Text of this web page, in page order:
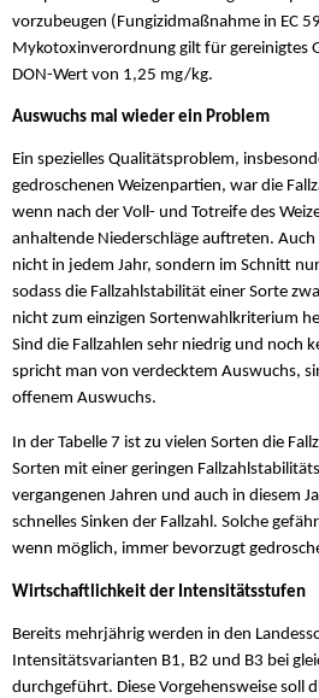
vorzubeugen (Fungizidmaßnahme in EC
Mykotoxinverordnung gilt für gereinigtes
DON-Wert von 1,25 mg/kg.
Auswuchs mal wieder ein Problem
Ein spezielles Qualitätsproblem,
gedroschenen Weizenpartien, war die
wenn nach der Voll- und Totreife des
anhaltende Niederschläge auftreten.
nicht in jedem Jahr, sondern im Schnitt
sodass die Fallzahlstabilität einer Sorte
nicht zum einzigen Sortenwahlkriterium
Sind die Fallzahlen sehr niedrig und noch
spricht man von verdecktem Auswuchs,
offenem Auswuchs.
In der Tabelle 7 ist zu vielen Sorten die
Sorten mit einer geringen
vergangenen Jahren und auch in diesem
schnelles Sinken der Fallzahl. Solche
wenn möglich, immer bevorzugt
Wirtschaftlichkeit der Intensitätsstufen
Bereits mehrjährig werden in den
Intensitätsvarianten B1, B2 und B3 bei
durchgeführt. Diese Vorgehensweise soll